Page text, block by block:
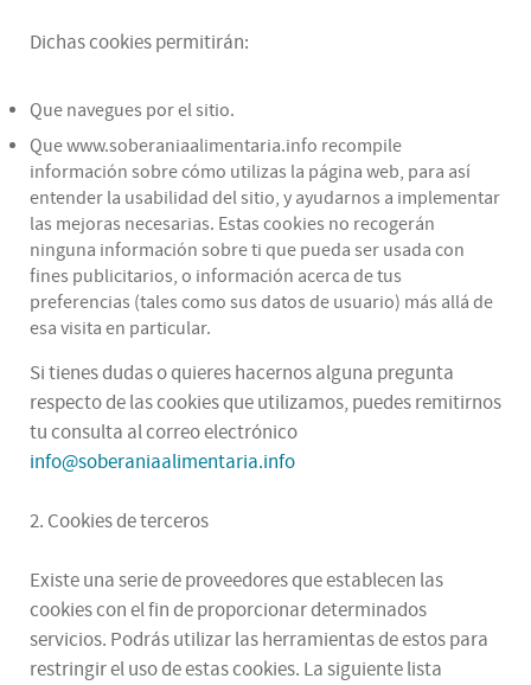
Dichas cookies permitirán:
Que navegues por el sitio.
Que www.soberaniaalimentaria.info recompile
información sobre cómo utilizas la página web, para así
entender la usabilidad del sitio, y ayudarnos a implementar
las mejoras necesarias. Estas cookies no recogerán
ninguna información sobre ti que pueda ser usada con
fines publicitarios, o información acerca de tus
preferencias (tales como sus datos de usuario) más allá de
esa visita en particular.
Si tienes dudas o quieres hacernos alguna pregunta
respecto de las cookies que utilizamos, puedes remitirnos
tu consulta al correo electrónico
info@soberaniaalimentaria.info
2. Cookies de terceros
Existe una serie de proveedores que establecen las
cookies con el fin de proporcionar determinados
servicios. Podrás utilizar las herramientas de estos para
restringir el uso de estas cookies. La siguiente lista